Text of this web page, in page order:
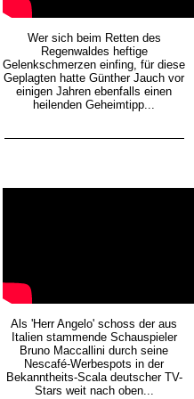
Wer sich beim Retten des
Regenwaldes heftige
Gelenkschmerzen einfing, für diese
Geplagten hatte Günther Jauch vor
einigen Jahren ebenfalls einen
heilenden Geheimtipp...
Als 'Herr Angelo' schoss der aus
Italien stammende Schauspieler
Bruno Maccallini durch seine
Nescafé-Werbespots in der
Bekanntheits-Scala deutscher TV-
Stars weit nach oben...